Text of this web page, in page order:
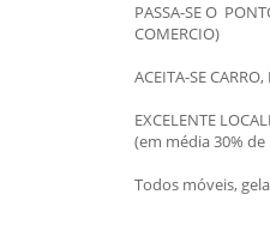
PASSA-SE O
COMERCIO)
ACEITA-SE
EXCELENTE
(em média 30% de
Todos móveis,